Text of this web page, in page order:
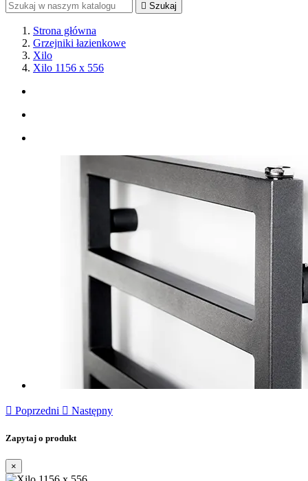
 Szukaj
Strona główna
Grzejniki łazienkowe
Xilo
Xilo 1156 x 556
 Poprzedni  Następny
Zapytaj o produkt
×